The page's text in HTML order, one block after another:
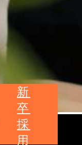
新
卒
採
用